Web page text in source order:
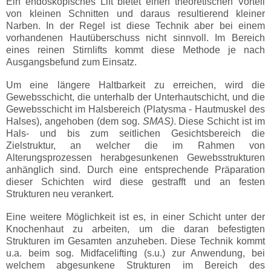
von kleinen Schnitten und daraus resultierend kleiner
Narben. In der Regel ist diese Technik aber bei einem
vorhandenen Hautüberschuss nicht sinnvoll. Im Bereich
eines reinen Stirnlifts kommt diese Methode je nach
Ausgangsbefund zum Einsatz.
Um eine längere Haltbarkeit zu erreichen, wird die
Gewebsschicht, die unterhalb der Unterhautschicht, und die
Gewebsschicht im Halsbereich (Platysma - Hautmuskel des
Halses), angehoben (dem sog. SMAS). Diese Schicht ist im
Hals- und bis zum seitlichen Gesichtsbereich die
Zielstruktur, an welcher die im Rahmen von
Alterungsprozessen herabgesunkenen Gewebsstrukturen
anhänglich sind. Durch eine entsprechende Präparation
dieser Schichten wird diese gestrafft und an festen
Strukturen neu verankert.
Eine weitere Möglichkeit ist es, in einer Schicht unter der
Knochenhaut zu arbeiten, um die daran befestigten
Strukturen im Gesamten anzuheben. Diese Technik kommt
u.a. beim sog. Midfacelifting (s.u.) zur Anwendung, bei
welchem abgesunkene Strukturen im Bereich des